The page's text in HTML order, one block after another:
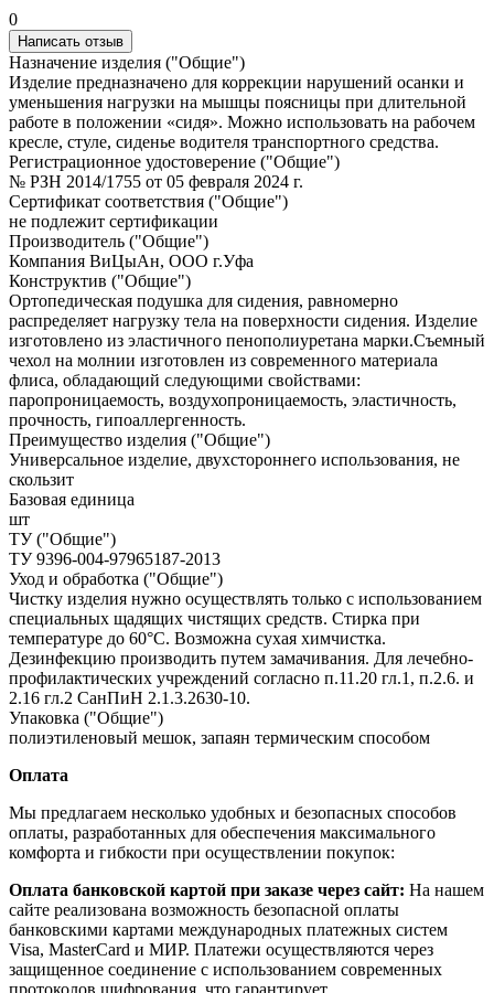
0
Написать отзыв
Назначение изделия ("Общие")
Изделие предназначено для коррекции нарушений осанки и
уменьшения нагрузки на мышцы поясницы при длительной
работе в положении «сидя». Можно использовать на рабочем
кресле, стуле, сиденье водителя транспортного средства.
Регистрационное удостоверение ("Общие")
№ РЗН 2014/1755 от 05 февраля 2024 г.
Сертификат соответствия ("Общие")
не подлежит сертификации
Производитель ("Общие")
Компания ВиЦыАн, ООО г.Уфа
Конструктив ("Общие")
Ортопедическая подушка для сидения, равномерно
распределяет нагрузку тела на поверхности сидения. Изделие
изготовлено из эластичного пенополиуретана марки.Съемный
чехол на молнии изготовлен из современного материала
флиса, обладающий следующими свойствами:
паропроницаемость, воздухопроницаемость, эластичность,
прочность, гипоаллергенность.
Преимущество изделия ("Общие")
Универсальное изделие, двухстороннего использования, не
скользит
Базовая единица
шт
ТУ ("Общие")
ТУ 9396-004-97965187-2013
Уход и обработка ("Общие")
Чистку изделия нужно осуществлять только с использованием
специальных щадящих чистящих средств. Стирка при
температуре до 60°С. Возможна сухая химчистка.
Дезинфекцию производить путем замачивания. Для лечебно-
профилактических учреждений согласно п.11.20 гл.1, п.2.6. и
2.16 гл.2 СанПиН 2.1.3.2630-10.
Упаковка ("Общие")
полиэтиленовый мешок, запаян термическим способом
Оплата
Мы предлагаем несколько удобных и безопасных способов
оплаты, разработанных для обеспечения максимального
комфорта и гибкости при осуществлении покупок:
Оплата банковской картой при заказе через сайт: На нашем
сайте реализована возможность безопасной оплаты
банковскими картами международных платежных систем
Visa, MasterCard и МИР. Платежи осуществляются через
защищенное соединение с использованием современных
протоколов шифрования, что гарантирует